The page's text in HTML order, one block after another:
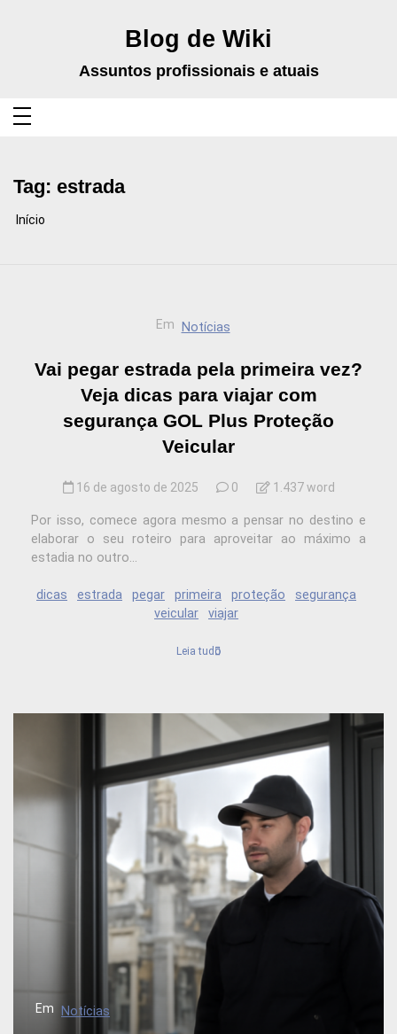
Blog de Wiki
Assuntos profissionais e atuais
Tag: estrada
Início
Em Notícias
Vai pegar estrada pela primeira vez?
Veja dicas para viajar com
segurança GOL Plus Proteção
Veicular
16 de agosto de 2025 0 1.437 word
Por isso, comece agora mesmo a pensar no destino e
elaborar o seu roteiro para aproveitar ao máximo a
estadia no outro...
dicas estrada pegar primeira proteção
segurança
veicular
viajar
Leia tudo
Em Notícias